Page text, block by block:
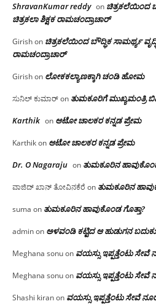
ShravanKumar reddy on ಚಿತ್ರಕಲೆಯಿಂದ
ಚಿತ್ರಕಲಾ ಶಿಕ್ಷಕ ರಾಮಚಂದ್ರಾಚಾರ್
Girishon ಚಿತ್ರಕಲೆಯಿಂದ ಬೌದ್ಧಿಕ ಸಾಮರ್ಥ್ಯ
ರಾಮಚಂದ್ರಾಚಾರ್
Girishon ಲೋಕಕಲ್ಯಾಣಕ್ಕಾಗಿ ಚಂಡಿ ಹೋಮ
ಸುನಿಲ್ ಕುಮಾರ್on ತುಮಕೂರಿಗೆ ಮುಖ್ಯಮಂತ್ರಿ
Karthik on ಆಟೋ ಚಾಲಕರ ಕನ್ನಡ ಪ್ರೇಮ
Karthikon ಆಟೋ ಚಾಲಕರ ಕನ್ನಡ ಪ್ರೇಮ
Dr. O Nagaraju on ತುಮಕೂರಿನ
ವಾಜಿದ್ ಖಾನ್ ತೋವಿನಕೆರೆ on ತುಮಕೂರಿನ
suma on ತುಮಕೂರಿನ ಹಾವುಕೊಂಡ ಗೊತ್ತಾ?
adminon ಅಳವಂಡಿ ಕಟ್ಟಿದ ಆ ಹುಡುಗನ
Meghana sonuon ವಯಸ್ಸು ಇಪ್ಪತ್ತೆಂಟು ಸೇವೆ
Meghana sonuon ವಯಸ್ಸು ಇಪ್ಪತ್ತೆಂಟು ಸೇವೆ
Shashi kiranon ವಯಸ್ಸು ಇಪ್ಪತ್ತೆಂಟು ಸೇವೆ